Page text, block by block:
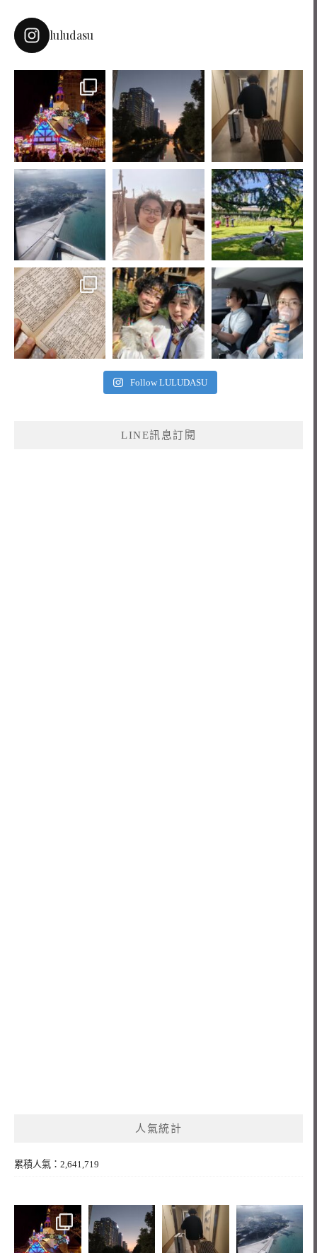
luludasu
Follow LULUDASU
LINE訊息訂閱
人氣統計
累積人氣：2,641,719